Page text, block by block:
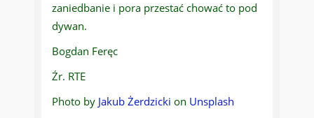
zaniedbanie i pora przestać chować to pod
dywan.
Bogdan Feręc
Źr. RTE
Photo by Jakub Żerdzicki on Unsplash